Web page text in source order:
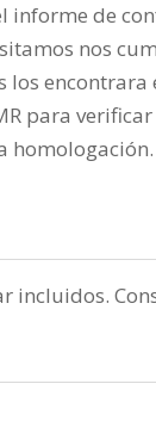
informe de
nos
los encontrara
para
homologación.
incluidos.